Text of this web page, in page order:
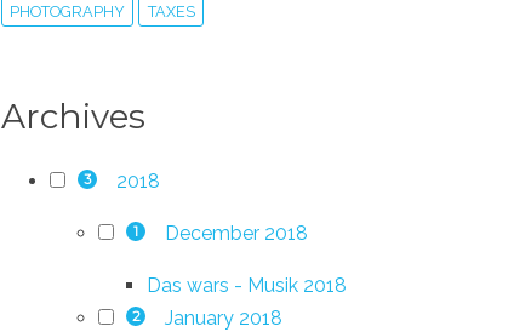
PHOTOGRAPHY TAXES
Archives
3 2018
1 December 2018
Das wars - Musik 2018
2 January 2018